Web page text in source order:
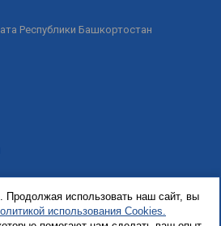
Республики Башкортостан
Продолжая использовать наш сайт, вы
использования Cookies.